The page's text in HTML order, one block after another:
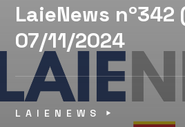
LaieNews nº342
07/11/2024
LAIENEWS